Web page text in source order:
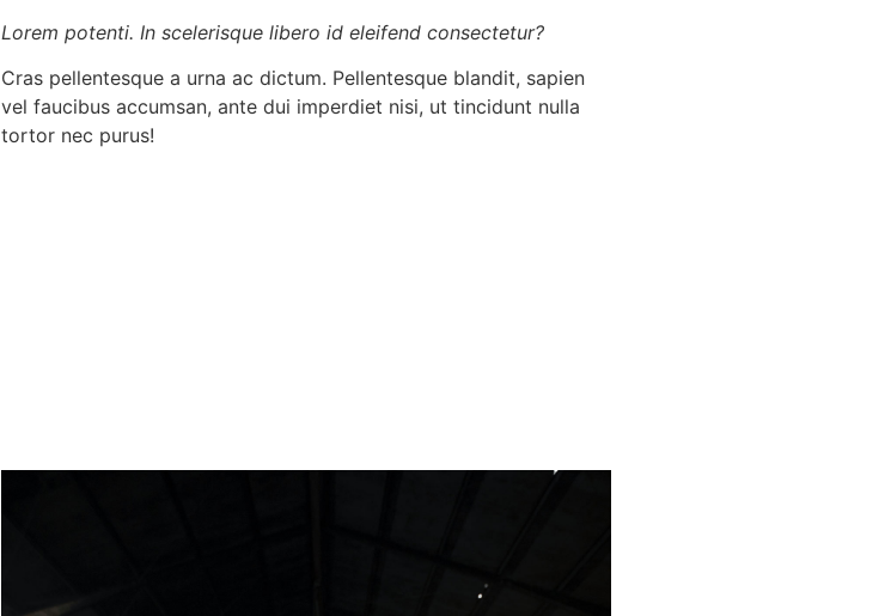
Lorem potenti. In scelerisque libero id eleifend consectetur?
Cras pellentesque a urna ac dictum. Pellentesque blandit, sapien
vel faucibus accumsan, ante dui imperdiet nisi, ut tincidunt nulla
tortor nec purus!